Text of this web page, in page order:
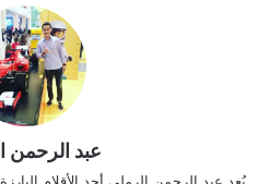
عبد الرحمن